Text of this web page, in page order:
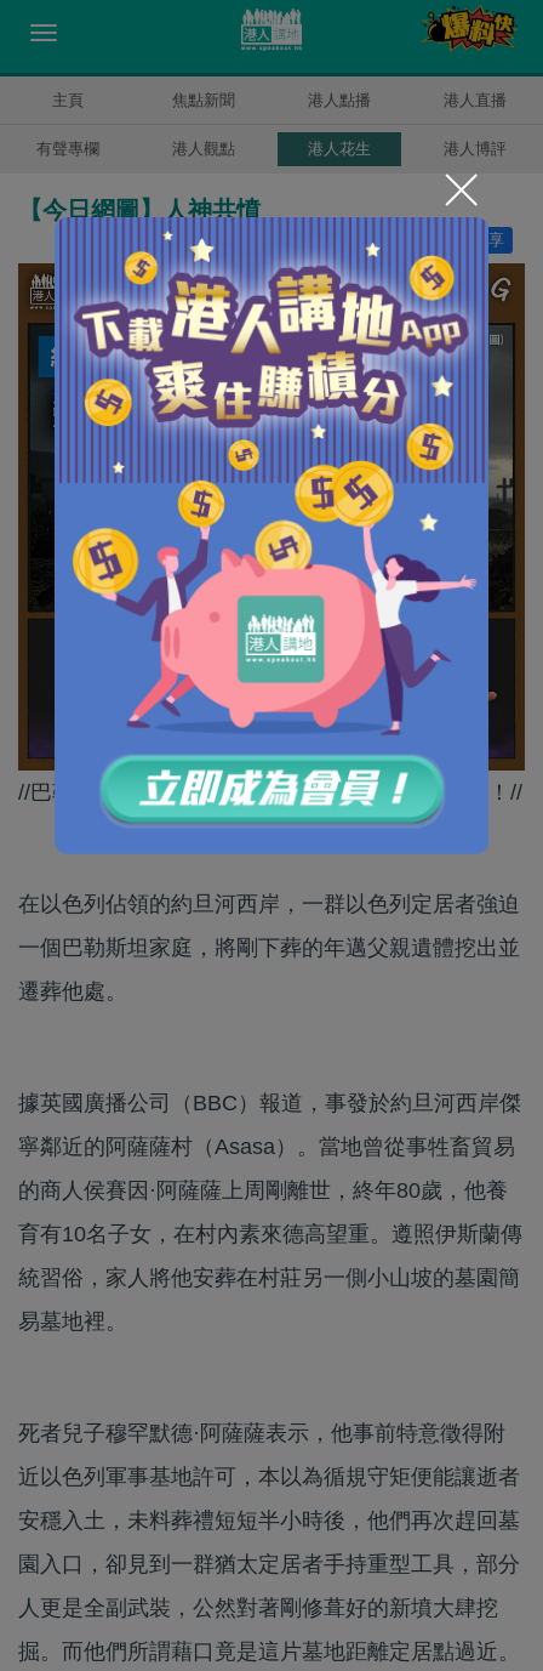
主頁 焦點新聞 港人點播 港人直播
有聲專欄 港人觀點 港人花生 港人博評
【今日網圖】人神共憤
分享
//巴勒斯坦人已經被迫害到生者同死者都冇晒尊嚴！//
在以色列佔領的約旦河西岸，一群以色列定居者強迫
一個巴勒斯坦家庭，將剛下葬的年邁父親遺體挖出並
遷葬他處。
據英國廣播公司（BBC）報道，事發於約旦河西岸傑
寧鄰近的阿薩薩村（Asasa）。當地曾從事牲畜貿易
的商人侯賽因·阿薩薩上周剛離世，終年80歲，他養
育有10名子女，在村內素來德高望重。遵照伊斯蘭傳
統習俗，家人將他安葬在村莊另一側小山坡的墓園簡
易墓地裡。
死者兒子穆罕默德·阿薩薩表示，他事前特意徵得附
近以色列軍事基地許可，本以為循規守矩便能讓逝者
安穩入土，未料葬禮短短半小時後，他們再次趕回墓
園入口，卻見到一群猶太定居者手持重型工具，部分
人更是全副武裝，公然對著剛修葺好的新墳大肆挖
掘。而他們所謂藉口竟是這片墓地距離定居點過近。